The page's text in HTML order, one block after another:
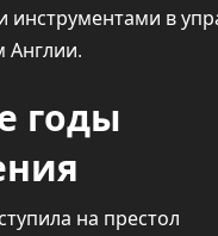
в
Англии.
годы
на престол